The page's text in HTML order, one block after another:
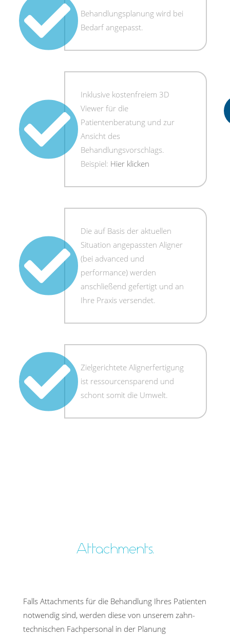
Behandlungsplanung wird bei
Bedarf angepasst.
Inklusive kostenfreiem 3D
Viewer für die
Patientenberatung und zur
Ansicht des
Behandlungsvorschlags.
Beispiel: Hier klicken
Die auf Basis der aktuellen
Situation angepassten Aligner
(bei advanced und
performance) werden
anschließend gefertigt und an
Ihre Praxis versendet.
Zielgerichtete Alignerfertigung
ist ressourcensparend und
schont somit die Umwelt.
Attachments.
Falls Attachments für die Behandlung Ihres Patienten
notwendig sind, werden diese von unserem zahn­
tech­nischen Fachpersonal in der Planung